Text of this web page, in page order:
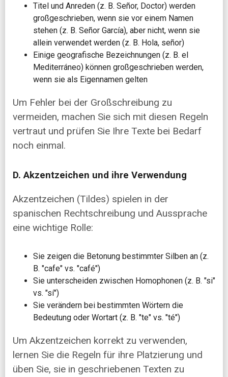
Titel und Anreden (z. B. Señor, Doctor) werden
großgeschrieben, wenn sie vor einem Namen
stehen (z. B. Señor García), aber nicht, wenn sie
allein verwendet werden (z. B. Hola, señor)
Einige geografische Bezeichnungen (z. B. el
Mediterráneo) können großgeschrieben werden,
wenn sie als Eigennamen gelten
Um Fehler bei der Großschreibung zu
vermeiden, machen Sie sich mit diesen Regeln
vertraut und prüfen Sie Ihre Texte bei Bedarf
noch einmal.
D. Akzentzeichen und ihre Verwendung
Akzentzeichen (Tildes) spielen in der
spanischen Rechtschreibung und Aussprache
eine wichtige Rolle:
Sie zeigen die Betonung bestimmter Silben an (z.
B. "cafe" vs. "café")
Sie unterscheiden zwischen Homophonen (z. B. "si"
vs. "sí")
Sie verändern bei bestimmten Wörtern die
Bedeutung oder Wortart (z. B. "te" vs. "té")
Um Akzentzeichen korrekt zu verwenden,
lernen Sie die Regeln für ihre Platzierung und
üben Sie, sie in geschriebenen Texten zu